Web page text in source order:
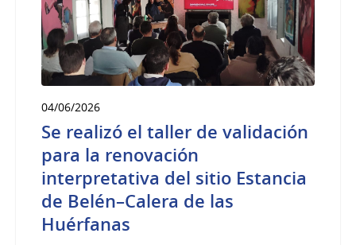
04/06/2026
Se realizó el taller de validación
para la renovación
interpretativa del sitio Estancia
de Belén–Calera de las
Huérfanas